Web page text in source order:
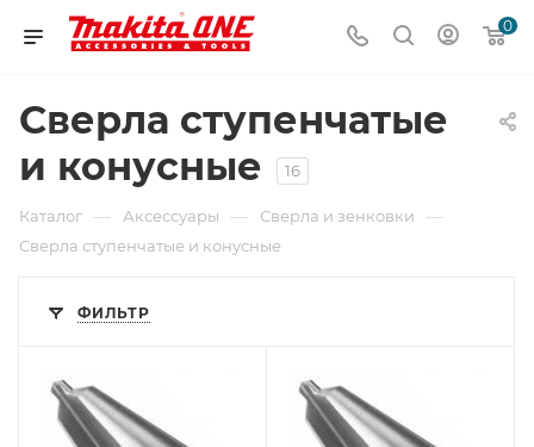
0
Сверла ступенчатые
и конусные
16
Каталог — Аксессуары — Сверла и зенковки —
Сверла ступенчатые и конусные
ФИЛЬТР